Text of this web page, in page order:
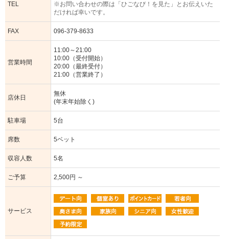
TEL
※お問い合わせの際は「ひごなび！を見た」とお伝えいた
だければ幸いです。
FAX 096-379-8633
営業時間
11:00～21:00
10:00（受付開始）
20:00（最終受付）
21:00（営業終了）
店休日
無休
(年末年始除く)
駐車場 5台
席数 5ベット
収容人数 5名
ご予算 2,500円 ～
サービス